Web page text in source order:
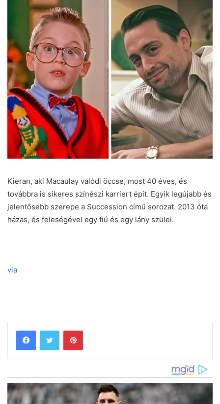
Kieran, aki Macaulay valódi öccse, most 40 éves, és
továbbra is sikeres színészi karriert épít. Egyik legújabb és
jelentősebb szerepe a Succession című sorozat. 2013 óta
házas, és feleségével egy fiú és egy lány szülei.
via
Pinterest